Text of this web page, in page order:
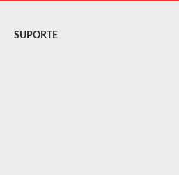
SUPORTE